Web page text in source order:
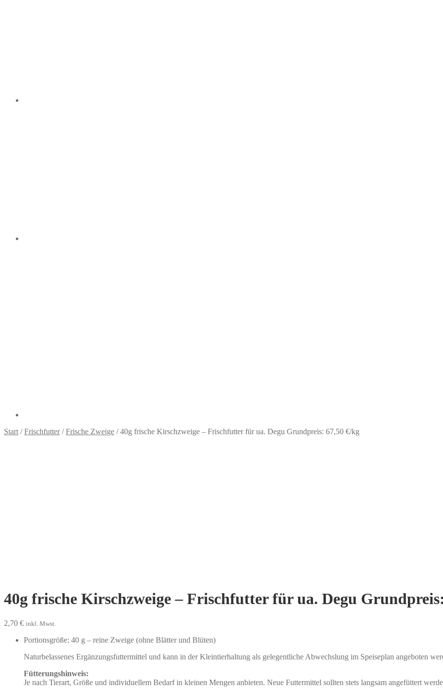
Start /Frischfutter/Frische Zweige /40g frische Kirschzweige – Frischfutter für ua. Degu Grundpreis: 67,50 €/kg
40g frische Kirschzweige – Frischfutter für ua. Degu
2,70 € inkl. Mwst.
Portionsgröße: 40 g – reine Zweige (ohne Blätter und Blüten)
Naturbelassenes Ergänzungsfuttermittel und kann in der Kleintierhaltung als gelegentliche Abwechslung im Speiseplan angeboten
Fütterungshinweis:
Je nach Tierart, Größe und individuellem Bedarf in kleinen Mengen anbieten. Neue Futtermittel sollten stets langsam angefüttert